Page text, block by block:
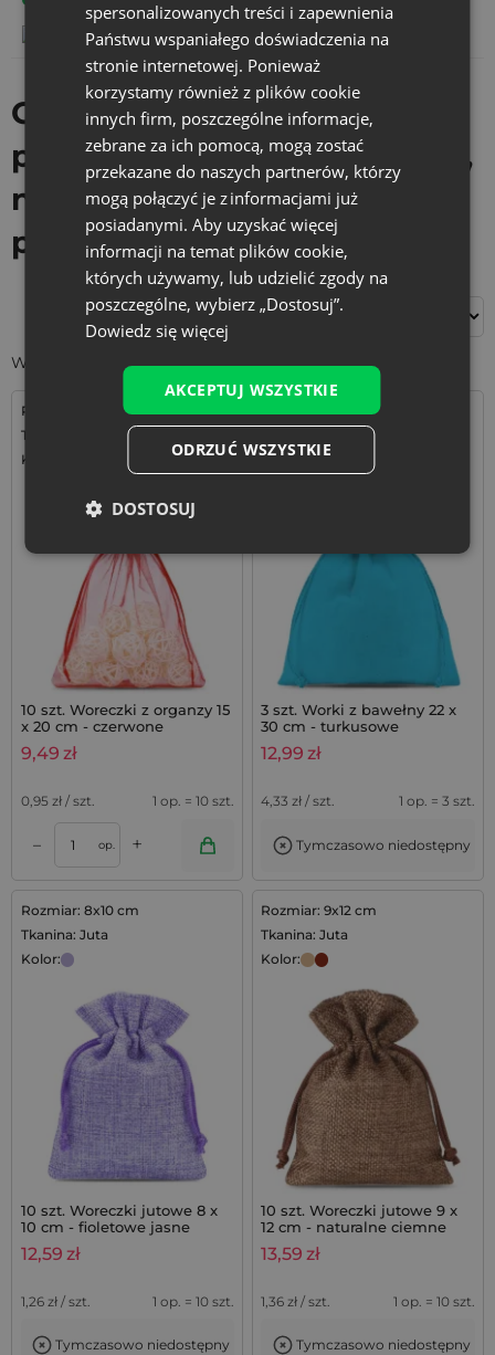
Gadżety reklamowe -
pudełka dla przedsiębiorstw,
na wydarzenia z
personalizacją
Filtry
Wyświetlanie wszystkich wyników: 19
Rozmiar: 15x20 cm
Tkanina: Organza
Kolor:
10 szt. Woreczki z organzy 15
x 20 cm - czerwone
9,49 zł
0,95 zł / szt. 1 op. = 10 szt.
– op. +
Rozmiar: 22x30 cm
Tkanina: Bawełna
Kolor:
3 szt. Worki z bawełny 22 x
30 cm - turkusowe
12,99 zł
4,33 zł / szt. 1 op. = 3 szt.
Tymczasowo niedostępny
Rozmiar: 8x10 cm
Tkanina: Juta
Kolor:
10 szt. Woreczki jutowe 8 x
10 cm - fioletowe jasne
12,59 zł
1,26 zł / szt. 1 op. = 10 szt.
Tymczasowo niedostępny
Rozmiar: 9x12 cm
Tkanina: Juta
Kolor:
10 szt. Woreczki jutowe 9 x
12 cm - naturalne ciemne
13,59 zł
1,36 zł / szt. 1 op. = 10 szt.
Tymczasowo niedostępny
spersonalizowanych treści i zapewnienia
Państwu wspaniałego doświadczenia na
stronie internetowej. Ponieważ
korzystamy również z plików cookie
innych firm, poszczególne informacje,
zebrane za ich pomocą, mogą zostać
przekazane do naszych partnerów, którzy
mogą połączyć je z informacjami już
posiadanymi. Aby uzyskać więcej
informacji na temat plików cookie,
których używamy, lub udzielić zgody na
poszczególne, wybierz „Dostosuj”.
Dowiedz się więcej
AKCEPTUJ WSZYSTKIE
ODRZUĆ WSZYSTKIE
DOSTOSUJ